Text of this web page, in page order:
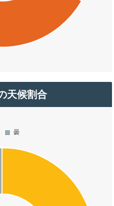
天候割合